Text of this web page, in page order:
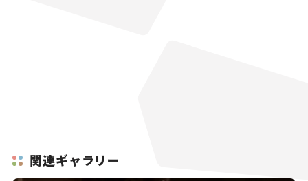
関連ギャラリー